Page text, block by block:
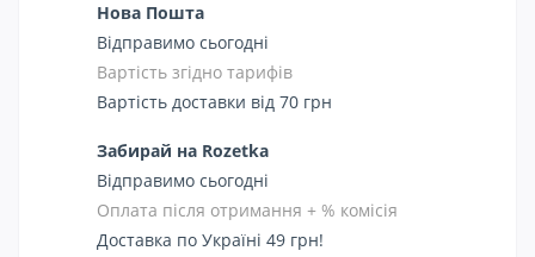
Нова Пошта
Відправимо сьогодні
Вартість згідно тарифів
Вартість доставки від 70 грн
Забирай на Rozetka
Відправимо сьогодні
Оплата після отримання + % комісія
Доставка по Україні 49 грн!